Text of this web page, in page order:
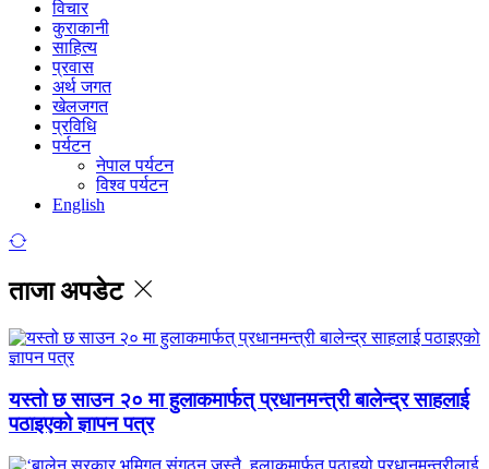
विचार
कुराकानी
साहित्य
प्रवास
अर्थ जगत
खेलजगत
प्रविधि
पर्यटन
नेपाल पर्यटन
विश्व पर्यटन
English
ताजा अपडेट
यस्तो छ साउन २० मा हुलाकमार्फत् प्रधानमन्त्री बालेन्द्र साहलाई
पठाइएको ज्ञापन पत्र